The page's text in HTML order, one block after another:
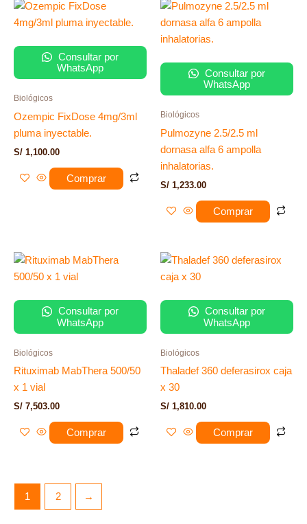
Consultar por
WhatsApp
Biológicos
Ozempic FixDose 4mg/3ml
pluma inyectable.
S/ 1,100.00
Comprar
Consultar por
WhatsApp
Biológicos
Pulmozyne 2.5/2.5 ml
dornasa alfa 6 ampolla
inhalatorias.
S/ 1,233.00
Comprar
Consultar por
WhatsApp
Biológicos
Rituximab MabThera 500/50
x 1 vial
S/ 7,503.00
Comprar
Consultar por
WhatsApp
Biológicos
Thaladef 360 deferasirox caja
x 30
S/ 1,810.00
Comprar
1 2 →